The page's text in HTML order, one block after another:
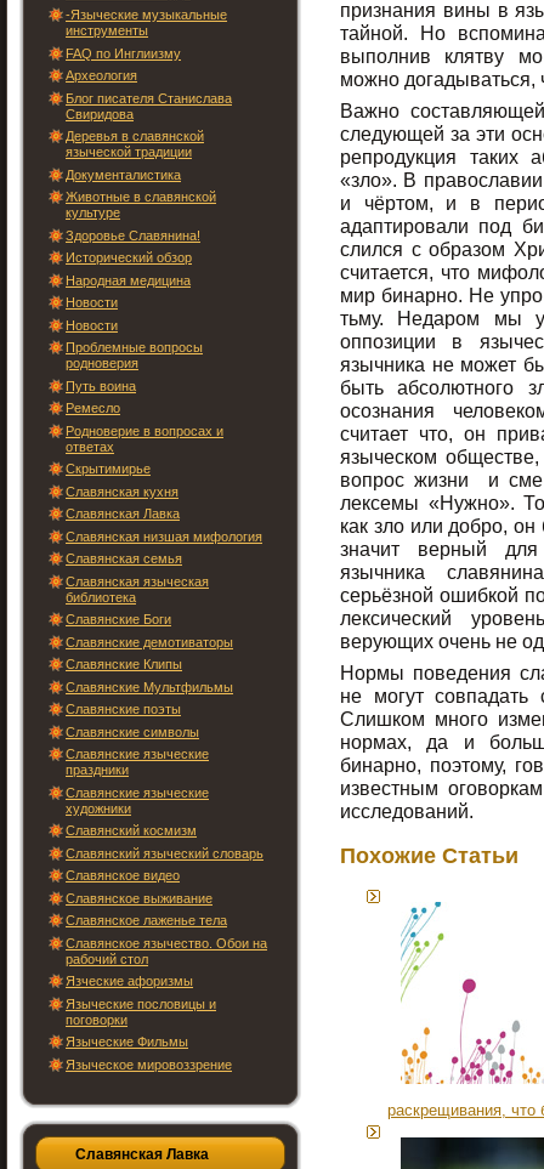
-Языческие музыкальные
инструменты
FAQ по Инглиизму
Археология
Блог писателя Станислава
Свиридова
Деревья в славянской
языческой традиции
Документалистика
Животные в славянской
культуре
Здоровье Славянина!
Исторический обзор
Народная медицина
Новости
Новости
Проблемные вопросы
родноверия
Путь воина
Ремесло
Родноверие в вопросах и
ответах
Скрытимирье
Славянская кухня
Славянская Лавка
Славянская низшая мифология
Славянская семья
Славянская языческая
библиотека
Славянские Боги
Славянские демотиваторы
Славянские Клипы
Славянские Мультфильмы
Славянские поэты
Славянские символы
Славянские языческие
праздники
Славянские языческие
художники
Славянский космизм
Славянский языческий словарь
Славянское видео
Славянское выживание
Славянское лаженье тела
Славянское язычество. Обои на
рабочий стол
Язческие афоризмы
Языческие пословицы и
поговорки
Языческие Фильмы
Языческое мировоззрение
Славянская Лавка
признания вины в
тайной. Но
выполнив клятву
можно догадываться,
Важно
следующей за эти
репродукция таких
«зло». В
и чёртом, и в
адаптировали под
слился с образом
считается, что
мир бинарно. Не
тьму. Недаром мы
оппозиции в
язычника не может
быть абсолютного
осознания
считает что, он
языческом
вопрос жизни и
лексемы «Нужно». То
как зло или добро, он
значит верный
язычника
серьёзной ошибкой
лексический
верующих очень не
Нормы поведения
не могут совпадать
Слишком много
нормах, да и
бинарно, поэтому,
известным
исследований.
Похожие Статьи
раскрещивания, что